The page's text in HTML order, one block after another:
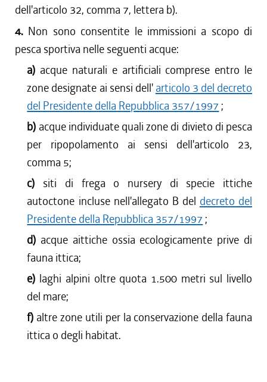
dell'articolo 32, comma 7, lettera b).
4. Non sono consentite le immissioni a scopo di
pesca sportiva nelle seguenti acque:
a) acque naturali e artificiali comprese entro le
zone designate ai sensi dell' articolo 3 del decreto
del Presidente della Repubblica 357/1997 ;
b) acque individuate quali zone di divieto di pesca
per ripopolamento ai sensi dell'articolo 23,
comma 5;
c) siti di frega o nursery di specie ittiche
autoctone incluse nell'allegato B del decreto del
Presidente della Repubblica 357/1997 ;
d) acque aittiche ossia ecologicamente prive di
fauna ittica;
e) laghi alpini oltre quota 1.500 metri sul livello
del mare;
f) altre zone utili per la conservazione della fauna
ittica o degli habitat.